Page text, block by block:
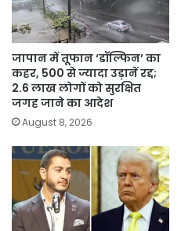
जापान में तूफान ‘डॉल्फिन’ का
कहर, 500 से ज्यादा उड़ानें रद्द;
2.6 लाख लोगों को सुरक्षित
जगह जाने का आदेश
August 8, 2026